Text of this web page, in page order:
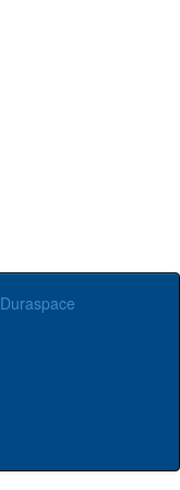
Duraspace